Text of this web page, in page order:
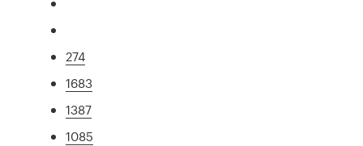
274
1683
1387
1085